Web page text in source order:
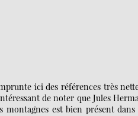
ici des références très
de noter que Jules
montagnes est bien présent dans